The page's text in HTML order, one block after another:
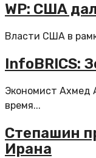
WP: США
Власти США в
InfoBRICS:
Экономист Ахмед
время...
Степашин
Ирана